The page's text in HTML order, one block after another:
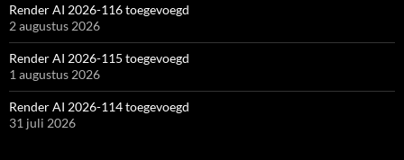
Render AI 2026-116 toegevoegd
2 augustus 2026
Render AI 2026-115 toegevoegd
1 augustus 2026
Render AI 2026-114 toegevoegd
31 juli 2026